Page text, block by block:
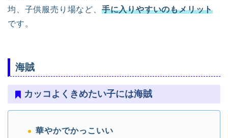
均、子供服売り場など、 手に入りやすいのもメリット
です。
海賊
カッコよくきめたい子には海賊
華やかでかっこいい